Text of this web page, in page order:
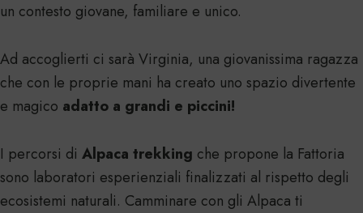
un contesto giovane, familiare e unico.
Ad accoglierti ci sarà Virginia, una giovanissima ragazza
che con le proprie mani ha creato uno spazio divertente
e magico adatto a grandi e piccini!
I percorsi di Alpaca trekking che propone la Fattoria
sono laboratori esperienziali finalizzati al rispetto degli
ecosistemi naturali. Camminare con gli Alpaca ti